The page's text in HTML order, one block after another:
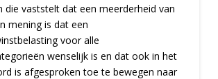
die vaststelt dat een meerderheid van
mening is dat een
voor alle
wenselijk is en dat ook in het
is afgesproken toe te bewegen naar